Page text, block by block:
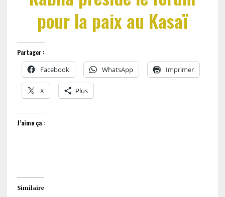
pour la paix au Kasaï
Partager :
Facebook WhatsApp Imprimer
X Plus
J’aime ça :
Similaire